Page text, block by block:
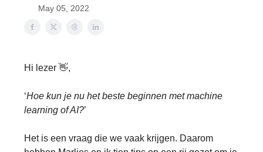
May 05, 2022
Hi lezer 👋,
‘Hoe kun je nu het beste beginnen met machine
learning of AI?’
Het is een vraag die we vaak krijgen. Daarom